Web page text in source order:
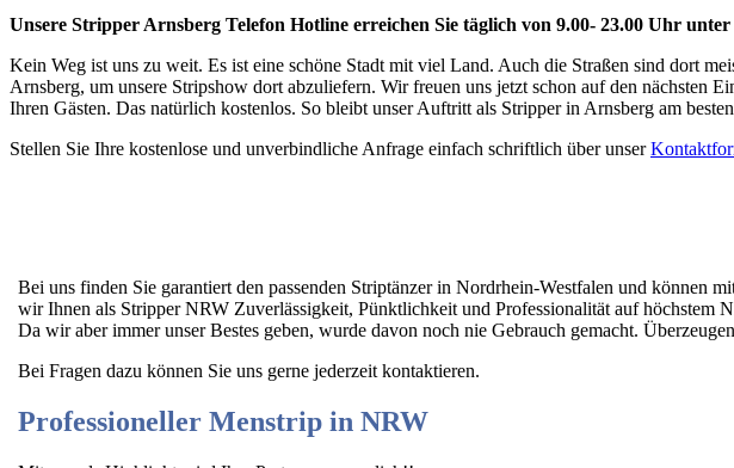
Unsere Stripper Arnsberg Telefon Hotline erreichen Sie täglich von 9.00- 23.00 Uhr unter
Kein Weg ist uns zu weit. Es ist eine schöne Stadt mit viel Land. Auch die Straßen sind dort
Arnsberg, um unsere Stripshow dort abzuliefern. Wir freuen uns jetzt schon auf den nächsten
Ihren Gästen. Das natürlich kostenlos. So bleibt unser Auftritt als Stripper in Arnsberg am
Stellen Sie Ihre kostenlose und unverbindliche Anfrage einfach schriftlich über unser
Bei uns finden Sie garantiert den passenden Striptänzer in Nordrhein-Westfalen und können
wir Ihnen als Stripper NRW Zuverlässigkeit, Pünktlichkeit und Professionalität auf höchstem
Da wir aber immer unser Bestes geben, wurde davon noch nie Gebrauch gemacht.
Bei Fragen dazu können Sie uns gerne jederzeit kontaktieren.
Professioneller Menstrip in NRW